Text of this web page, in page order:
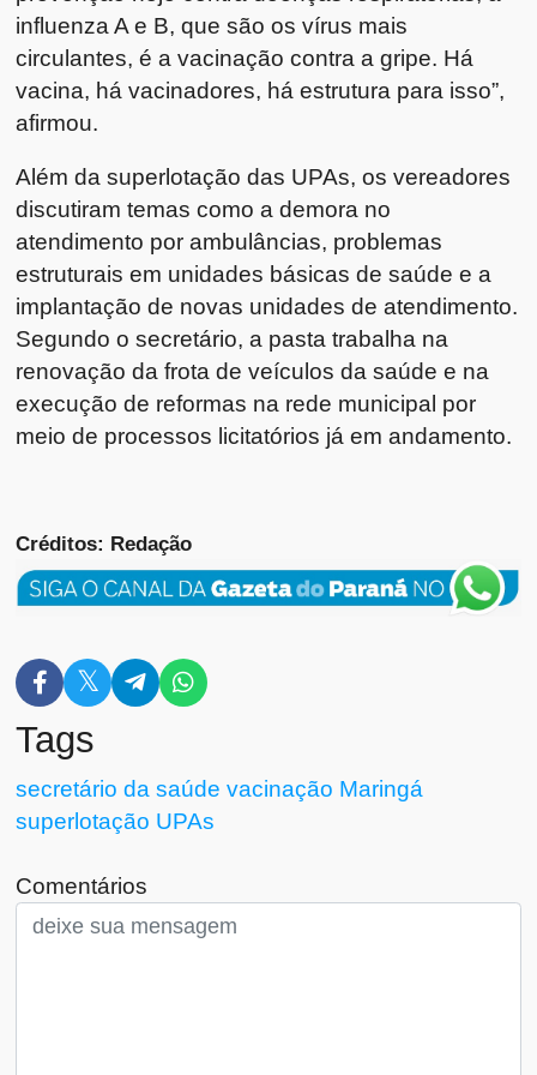
influenza A e B, que são os vírus mais
circulantes, é a vacinação contra a gripe. Há
vacina, há vacinadores, há estrutura para isso”,
afirmou.
Além da superlotação das UPAs, os vereadores
discutiram temas como a demora no
atendimento por ambulâncias, problemas
estruturais em unidades básicas de saúde e a
implantação de novas unidades de atendimento.
Segundo o secretário, a pasta trabalha na
renovação da frota de veículos da saúde e na
execução de reformas na rede municipal por
meio de processos licitatórios já em andamento.
Créditos: Redação
Tags
secretário da saúde vacinação Maringá
superlotação UPAs
Comentários